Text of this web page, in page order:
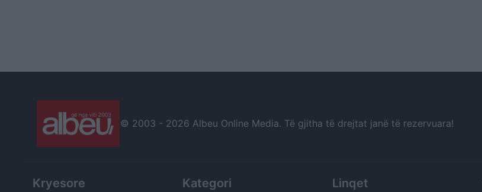
© 2003 - 2026 Albeu Online Media. Të gjitha të drejtat janë të rezervuara!
Kryesore Kategori Linqet